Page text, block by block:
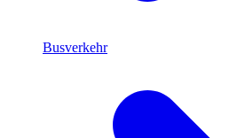
Busverkehr